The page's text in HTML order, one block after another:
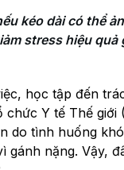
kéo dài có thể
stress hiệu quả
học tập đến
Y tế Thế giới
do tình huống
gánh nặng. Vậy,